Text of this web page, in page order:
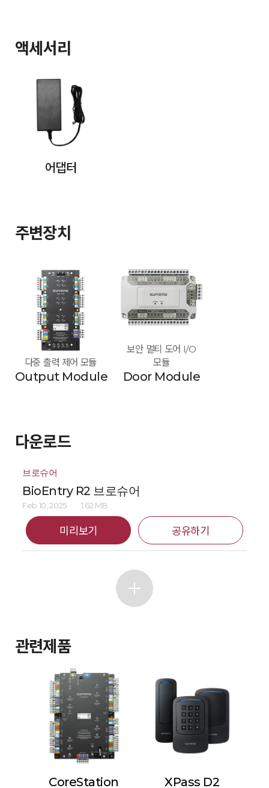
액세서리
어댑터
주변장치
다중 출력 제어 모듈
Output Module
보안 멀티 도어 I/O
모듈
Door Module
다운로드
브로슈어
BioEntry R2 브로슈어
Feb 10, 2025 1.62 MB
미리보기 공유하기
관련제품
CoreStation XPass D2